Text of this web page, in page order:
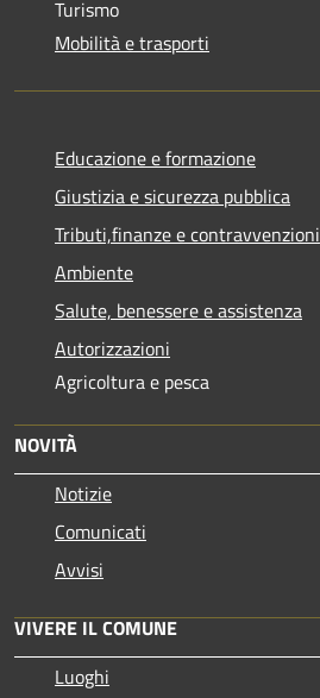
Turismo
Mobilità e trasporti
Educazione e formazione
Giustizia e sicurezza pubblica
Tributi,finanze e contravvenzioni
Ambiente
Salute, benessere e assistenza
Autorizzazioni
Agricoltura e pesca
NOVITÀ
Notizie
Comunicati
Avvisi
VIVERE IL COMUNE
Luoghi